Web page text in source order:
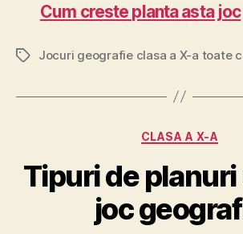
Cum creste planta asta joc
EticheteJocuri geografie clasa a X-a toate
Categorii
CLASA A X-A
Tipuri de
joc